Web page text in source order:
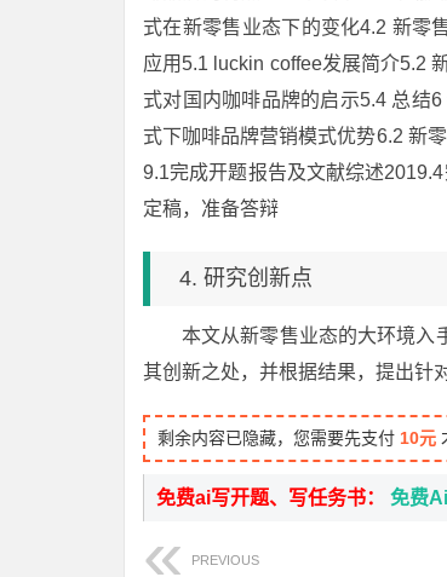
式在新零售业态下的变化4.2 新零
应用5.1 luckin coffee发展简介5.2
式对国内咖啡品牌的启示5.4 总结
式下咖啡品牌营销模式优势6.2 新
9.1完成开题报告及文献综述
定稿，准备答辩
4. 研究创新点
本文从新零售业态的大环境入
其创新之处，并根据结果，提出针
剩余内容已隐藏，您需要先支付 10元
免费ai写开题、写任务书： 免费
PREVIOUS